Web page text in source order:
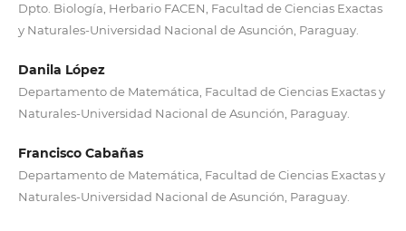
Dpto. Biología, Herbario FACEN, Facultad de Ciencias Exactas
y Naturales-Universidad Nacional de Asunción, Paraguay.
Danila López
Departamento de Matemática, Facultad de Ciencias Exactas y
Naturales-Universidad Nacional de Asunción, Paraguay.
Francisco Cabañas
Departamento de Matemática, Facultad de Ciencias Exactas y
Naturales-Universidad Nacional de Asunción, Paraguay.